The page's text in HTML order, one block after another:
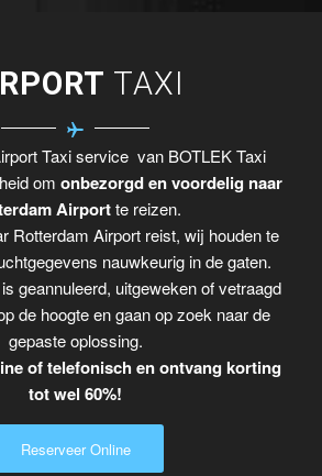
TAXI
Taxi service van BOTLEK Taxi
om onbezorgd en voordelig naar
Airportte reizen.
Rotterdam Airport reist, wij houden te
nauwkeurig in de gaten.
geannuleerd, uitgeweken of vetraagd
de hoogte en gaan op zoek naar de
gepaste oplossing.
of telefonisch en ontvang korting
tot wel 60%!
Reserveer Online